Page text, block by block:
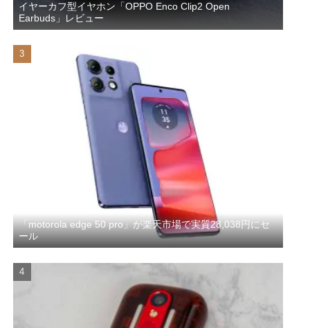
イヤーカフ型イヤホン「OPPO Enco Clip2 Open
Earbuds」レビュー
「motorola edge 50 pro」が楽天市場で実質28,038円にセ
ール